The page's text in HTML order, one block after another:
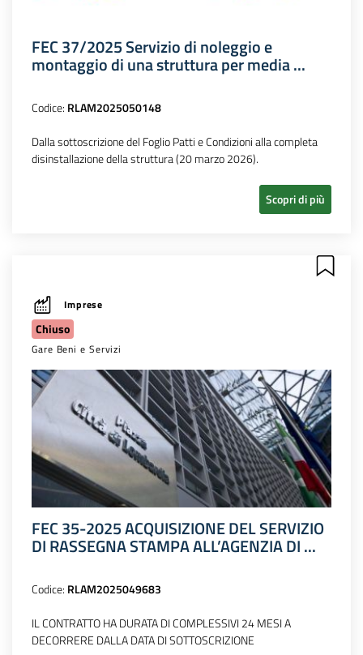
FEC 37/2025 Servizio di noleggio e
montaggio di una struttura per media ...
Codice: RLAM2025050148
Dalla sottoscrizione del Foglio Patti e Condizioni alla completa
disinstallazione della struttura (20 marzo 2026).
Scopri di più
Imprese
Chiuso
Gare Beni e Servizi
FEC 35-2025 ACQUISIZIONE DEL SERVIZIO
DI RASSEGNA STAMPA ALL’AGENZIA DI ...
Codice: RLAM2025049683
IL CONTRATTO HA DURATA DI COMPLESSIVI 24 MESI A
DECORRERE DALLA DATA DI SOTTOSCRIZIONE